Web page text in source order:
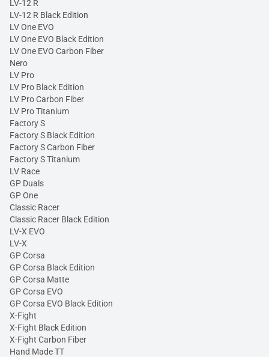
LV-12 R
LV-12 R Black Edition
LV One EVO
LV One EVO Black Edition
LV One EVO Carbon Fiber
Nero
LV Pro
LV Pro Black Edition
LV Pro Carbon Fiber
LV Pro Titanium
Factory S
Factory S Black Edition
Factory S Carbon Fiber
Factory S Titanium
LV Race
GP Duals
GP One
Classic Racer
Classic Racer Black Edition
LV-X EVO
LV-X
GP Corsa
GP Corsa Black Edition
GP Corsa Matte
GP Corsa EVO
GP Corsa EVO Black Edition
X-Fight
X-Fight Black Edition
X-Fight Carbon Fiber
Hand Made TT